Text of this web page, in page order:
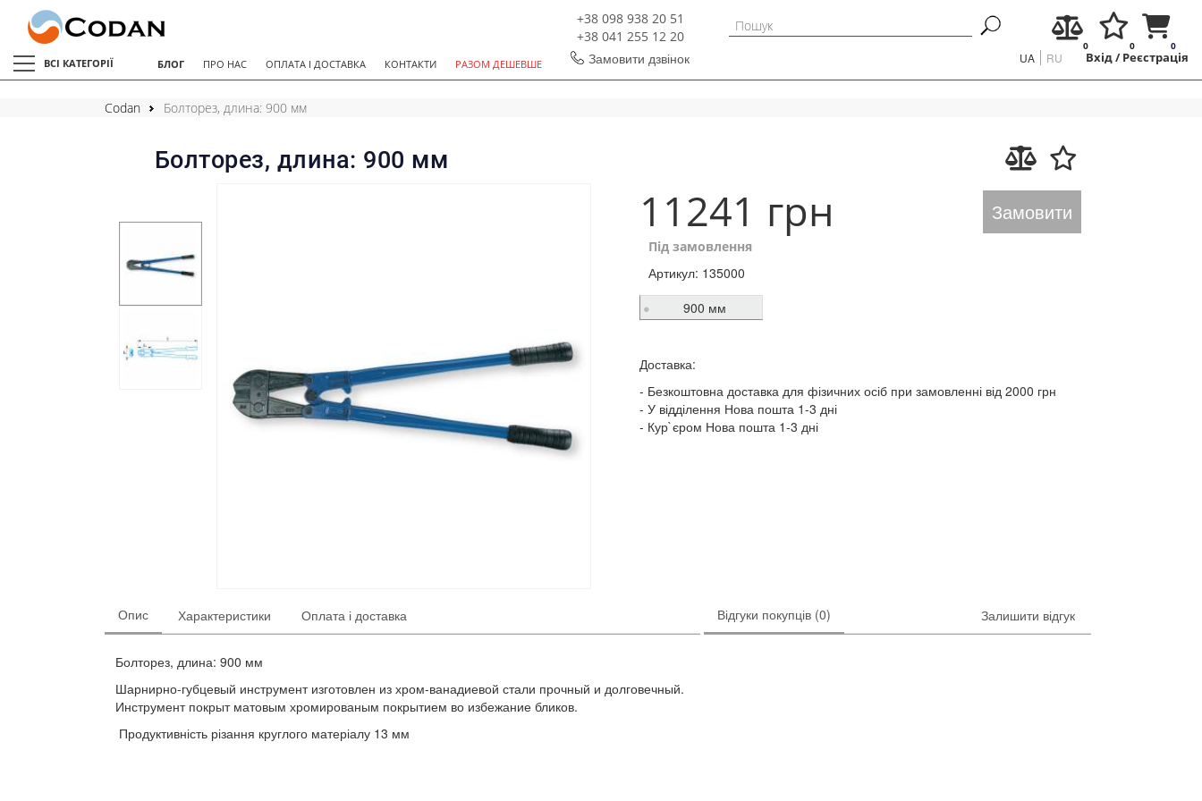
ВСІ КАТЕГОРІЇ БЛОГ ПРО НАС ОПЛАТА І ДОСТАВКА КОНТАКТИ РАЗОМ ДЕШЕВШЕ
+38 098 938 20 51
+38 041 255 12 20
Замовити дзвінок
0
0
0
Вхід/Реєстрація
UA RU
Codan Болторез, длина: 900 мм
Болторез, длина: 900 мм
11241 грн Замовити
Під замовлення
Артикул: 135000
900 мм
Доставка:
Безкоштовна доставка для фізичних осіб при замовленні від 2000 грн
У відділення Нова пошта 1-3 дні
Кур`єром Нова пошта 1-3 дні
Опис Характеристики Оплата і доставка
Болторез, длина: 900 мм
Шарнирно-губцевый инструмент изготовлен из хром-ванадиевой стали прочный и долговечный.
Инструмент покрыт матовым хромированым покрытием во избежание бликов.
Продуктивність різання круглого матеріалу 13 мм
Відгуки покупців (0) Залишити відгук